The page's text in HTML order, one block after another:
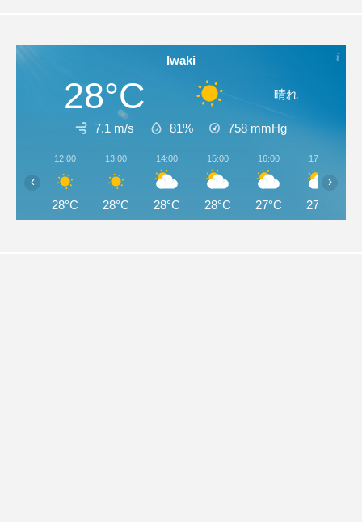
Iwaki
28°C 晴れ
7.1 m/s 81% 758 mmHg
12:00
28°C
13:00
28°C
14:00
28°C
15:00
28°C
16:00
27°C
17:00
27°C
‹ ›